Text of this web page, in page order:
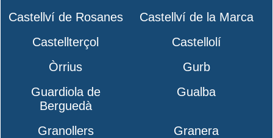
Castellví de Rosanes
Castellví de la Marca
Castellterçol
Castellolí
Òrrius
Gurb
Guardiola de
Berguedà
Gualba
Granollers
Granera